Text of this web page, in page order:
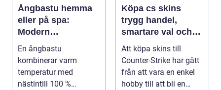
Ångbastu hemma
eller på spa:
Modern
återhämtning med
uråldrig logik
En ångbastu
kombinerar varm
temperatur med
nästintill 100 %
Köpa cs skins
trygg handel,
smartare val och
bättre affärer
Att köpa skins till
Counter-Strike har gått
från att vara en enkel
hobby till att bli en